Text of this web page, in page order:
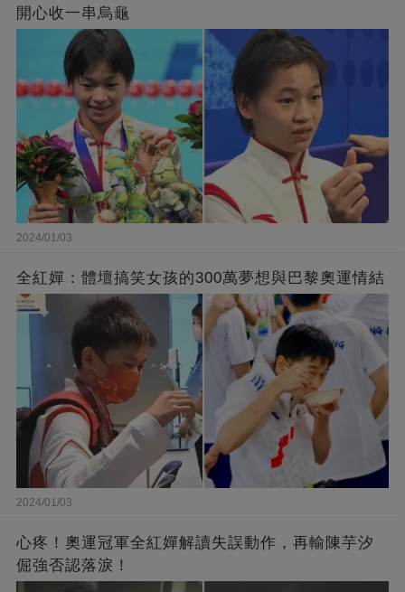
開心收一串烏龜
2024/01/03
全紅嬋：體壇搞笑女孩的300萬夢想與巴黎奧運情結
2024/01/03
心疼！奧運冠軍全紅嬋解讀失誤動作，再輸陳芋汐
倔強否認落淚！